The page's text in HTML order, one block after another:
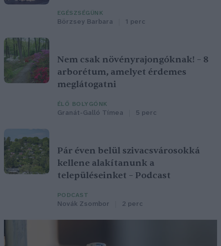
EGÉSZSÉGÜNK
Börzsey Barbara 1 perc
Nem csak növényrajongóknak! – 8
arborétum, amelyet érdemes
meglátogatni
ÉLŐ BOLYGÓNK
Granát-Galló Tímea 5 perc
Pár éven belül szivacsvárosokká
kellene alakítanunk a
településeinket – Podcast
PODCAST
Novák Zsombor 2 perc